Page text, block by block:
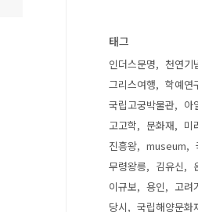
태그
인더스문명 천연기
그리스여행
학예연
국립고궁박물관
아
고고학
문화재 미
진흥왕
museum
무령왕릉
김유신
이규보
용인 고려
당시
국립해양문화